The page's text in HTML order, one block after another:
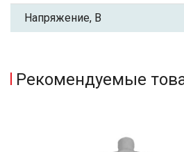
Напряжение, В
Рекомендуемые